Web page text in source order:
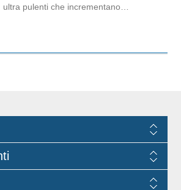
ultra pulenti che incrementano